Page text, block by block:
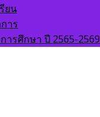
ยน
าร
รศึกษา ปี 2565-2569